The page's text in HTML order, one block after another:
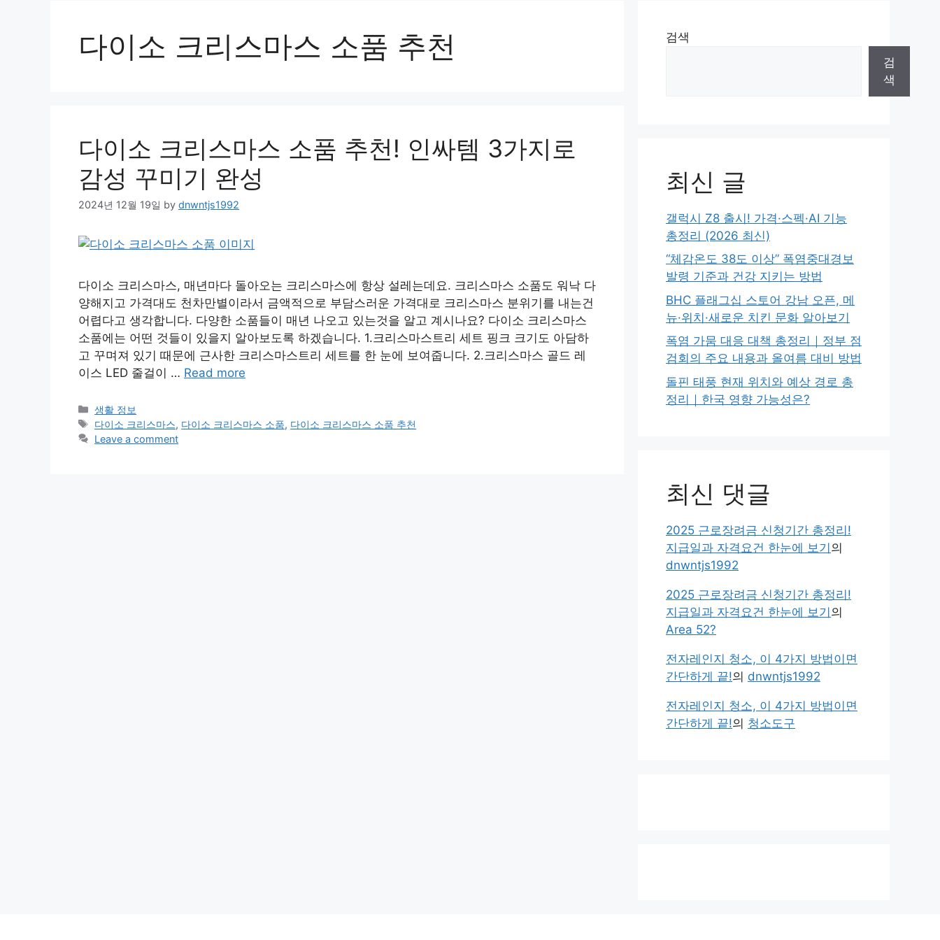
다이소 크리스마스 소품 추천
다이소 크리스마스 소품 추천! 인싸템 3가지로
감성 꾸미기 완성
2024년 12월 19일 by dnwntjs1992
다이소 크리스마스, 매년마다 돌아오는 크리스마스에 항상 설레는데요. 크리스마스 소품도 워낙 다
양해지고 가격대도 천차만별이라서 금액적으로 부담스러운 가격대로 크리스마스 분위기를 내는건
어렵다고 생각합니다. 다양한 소품들이 매년 나오고 있는것을 알고 계시나요? 다이소 크리스마스
소품에는 어떤 것들이 있을지 알아보도록 하겠습니다. 1.크리스마스트리 세트 핑크 크기도 아담하
고 꾸며져 있기 때문에 근사한 크리스마스트리 세트를 한 눈에 보여줍니다. 2.크리스마스 골드 레
이스 LED 줄걸이 … Read more
Categories
생활 정보
Tags
다이소 크리스마스, 다이소 크리스마스 소품, 다이소 크리스마스 소품 추천
Leave a comment
검색
검
색
최신 글
갤럭시 Z8 출시! 가격·스펙·AI 기능
총정리 (2026 최신)
“체감온도 38도 이상” 폭염중대경보
발령 기준과 건강 지키는 방법
BHC 플래그십 스토어 강남 오픈, 메
뉴·위치·새로운 치킨 문화 알아보기
폭염 가뭄 대응 대책 총정리｜정부 점
검회의 주요 내용과 올여름 대비 방법
돌핀 태풍 현재 위치와 예상 경로 총
정리｜한국 영향 가능성은?
최신 댓글
2025 근로장려금 신청기간 총정리!
지급일과 자격요건 한눈에 보기의
dnwntjs1992
2025 근로장려금 신청기간 총정리!
지급일과 자격요건 한눈에 보기의
Area 52?
전자레인지 청소, 이 4가지 방법이면
간단하게 끝!의 dnwntjs1992
전자레인지 청소, 이 4가지 방법이면
간단하게 끝!의 청소도구